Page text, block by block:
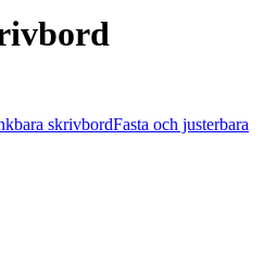
skrivbordFasta och justerbara